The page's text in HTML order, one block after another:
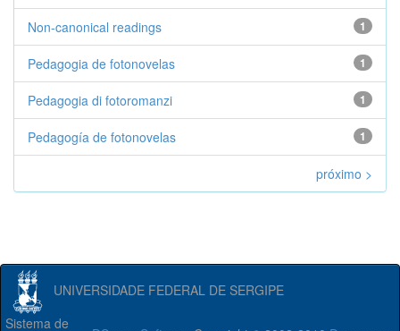
1
Non-canonical readings
1
Pedagogia de fotonovelas
1
Pedagogia di fotoromanzi
1
Pedagogía de fotonovelas
próximo >
UNIVERSIDADE FEDERAL DE SERGIPE
Sistema de